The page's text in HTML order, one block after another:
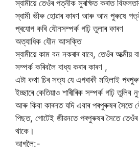
স্বামীয়ে তেওঁৰ পত্নীক সুৰক্ষিত কৰাত
স্বামী ভীৰু হোৱাৰ কাৰণ আৰু আন পুৰুষে
প্ৰযোগ কৰি যৌনসম্পৰ্ক গঢ়ি তুলাৰ কাৰণ
অত্যাধিক যৌন আসক্তি
স্বামীয়ে কাম বন নকৰাৰ বাবে, তেওঁৰ আত্মীয়
সম্পৰ্ক কৰিবলৈ বাধ্য কৰাৰ কাৰণ ,
এটা কথা চিৰ সত্য যে এগৰাকী মহিলাই
ইচ্ছাৰে কেতিয়াও শাৰীৰিক সম্পৰ্ক গঢ়ি তুলিব
আৰু কিবা কাৰনত যদি এবাৰ পৰপুৰুষৰ সৈতে
পিছত, গোটেই জীৱনতে পৰপুৰুষৰ সৈতে
থাকে।
আগলৈ:-